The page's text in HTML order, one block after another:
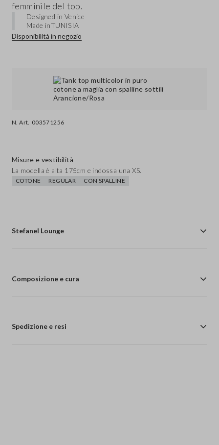
N. Art. 003571256
femminile del top.
Designed in Venice
Made inTUNISIA
Disponibilità in negozio
Misure e vestibilità
La modella è alta 175cm e indossa una XS.
COTONE REGULAR CON SPALLINE
Stefanel Lounge
Composizione e cura
Spedizione e resi